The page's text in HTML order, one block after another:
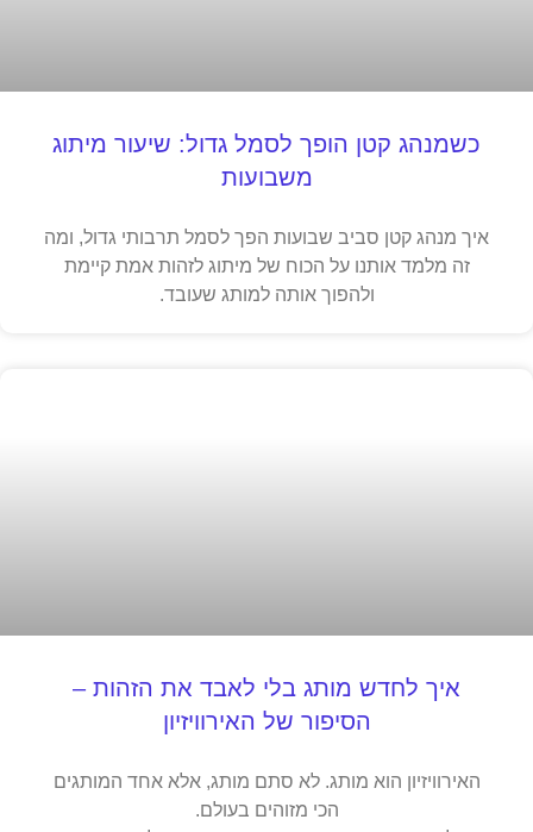
כשמנהג קטן הופך לסמל גדול: שיעור מיתוג
משבועות
איך מנהג קטן סביב שבועות הפך לסמל תרבותי גדול, ומה
זה מלמד אותנו על הכוח של מיתוג לזהות אמת קיימת
ולהפוך אותה למותג שעובד.
איך לחדש מותג בלי לאבד את הזהות –
הסיפור של האירוויזיון
האירוויזיון הוא מותג. לא סתם מותג, אלא אחד המותגים
הכי מזוהים בעולם.